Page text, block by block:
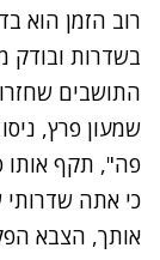
רוב הזמן הוא
בשדרות
התושבים
שמעון פרץ,
פה", תקף אותו
כי אתה
אותך, הצבא